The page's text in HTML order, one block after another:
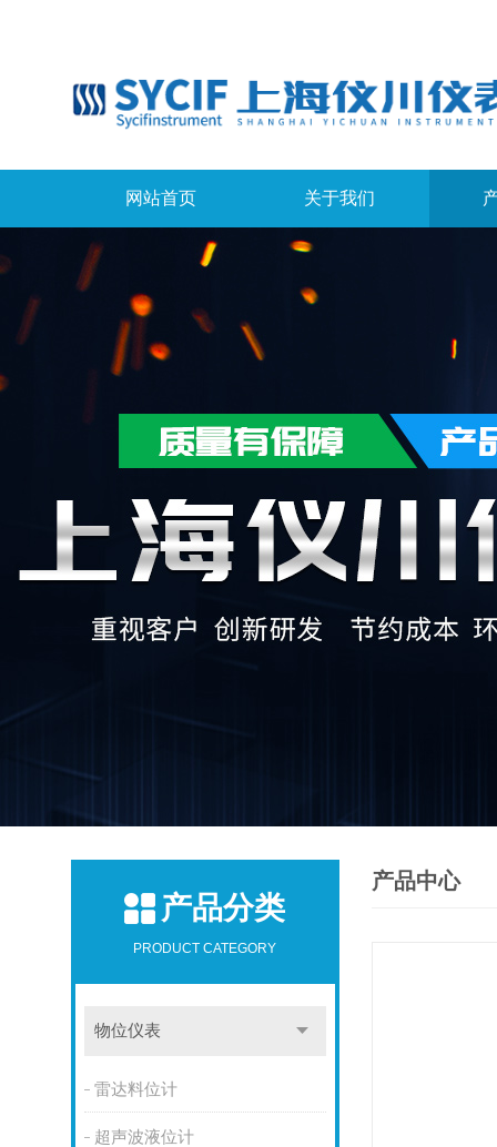
网站首页 关于我们
产品分类
PRODUCT CATEGORY
物位仪表
雷达料位计
超声波液位计
产品中心